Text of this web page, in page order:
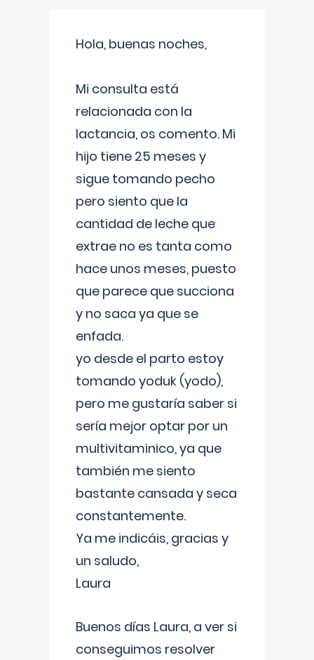
Hola, buenas noches,
Mi consulta está
relacionada con la
lactancia, os comento. Mi
hijo tiene 25 meses y
sigue tomando pecho
pero siento que la
cantidad de leche que
extrae no es tanta como
hace unos meses, puesto
que parece que succiona
y no saca ya que se
enfada.
yo desde el parto estoy
tomando yoduk (yodo),
pero me gustaría saber si
sería mejor optar por un
multivitaminico, ya que
también me siento
bastante cansada y seca
constantemente.
Ya me indicáis, gracias y
un saludo,
Laura
Buenos días Laura, a ver si
conseguimos resolver